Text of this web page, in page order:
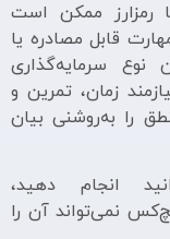
رمزارز ممکن است
قابل مصادره یا
نوع سرمایه‌گذاری
زمان، تمرین و
را به‌روشنی بیان
انجام دهید،
نمی‌تواند آن را